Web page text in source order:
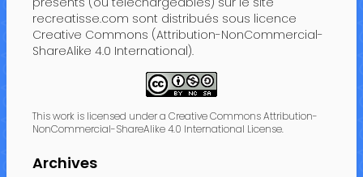
recreatisse.com sont distribués sous licence
Creative Commons (Attribution-NonCommercial-
ShareAlike 4.0 International).
This work is licensed under a Creative Commons Attribution-
NonCommercial-ShareAlike 4.0 International License.
Archives